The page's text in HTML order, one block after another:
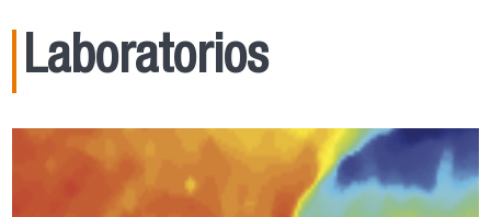
Laboratorios